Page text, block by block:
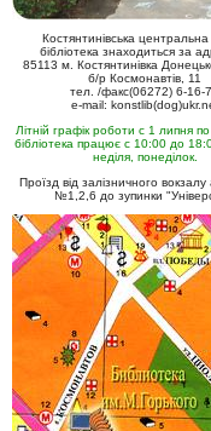
Костянтинівська центральна
бібліотека знаходиться за
85113 м. Костянтинівка
б/р Космонавтів, 11
тел. /факс(06272) 6-16-
e-mail:
Літній графік роботи с 1 липня
бібліотека працює с 10:00 до
неділя, понеділок.
Проїзд від залізничного
№1,2,6 до зупинки